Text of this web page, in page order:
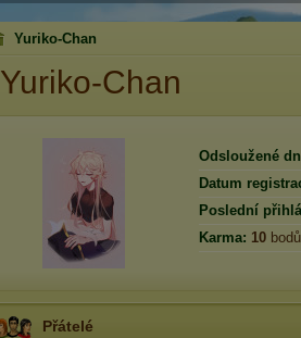
Yuriko-Chan
Yuriko-Chan
Odsloužené
Datum
Poslední
Karma: 10 bodů
Přátelé